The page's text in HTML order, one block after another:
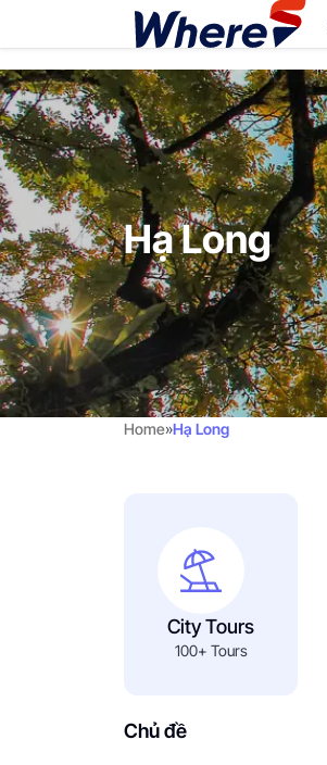
Hạ Long
Home»Hạ Long
City Tours
100+ Tours
Chủ đề